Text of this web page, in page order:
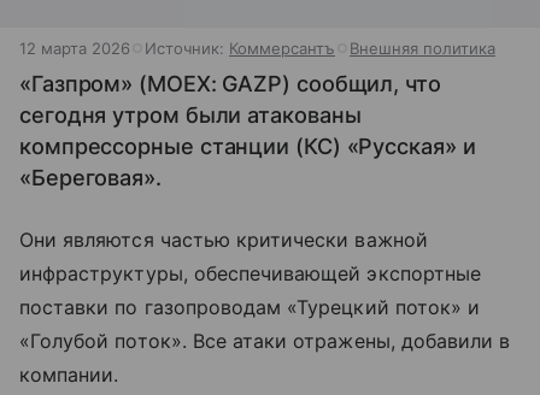
12 марта 2026 Источник: Коммерсантъ Внешняя политика
«Газпром» (MOEX: GAZP) сообщил, что
сегодня утром были атакованы
компрессорные станции (КС) «Русская» и
«Береговая».
Они являются частью критически важной
инфраструктуры, обеспечивающей экспортные
поставки по газопроводам «Турецкий поток» и
«Голубой поток». Все атаки отражены, добавили в
компании.